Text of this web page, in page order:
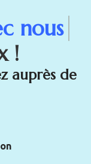
nous
!
auprès de